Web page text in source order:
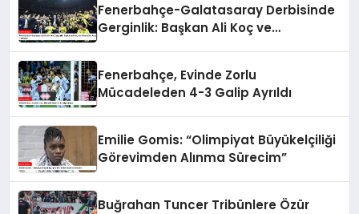
Fenerbahçe-Galatasaray Derbisinde
Gerginlik: Başkan Ali Koç ve
Fenerbahçe, Evinde Zorlu
Mücadeleden 4-3 Galip Ayrıldı
Emilie Gomis: “Olimpiyat Büyükelçiliği
Görevimden Alınma Sürecim”
Buğrahan Tuncer Tribünlere Özür